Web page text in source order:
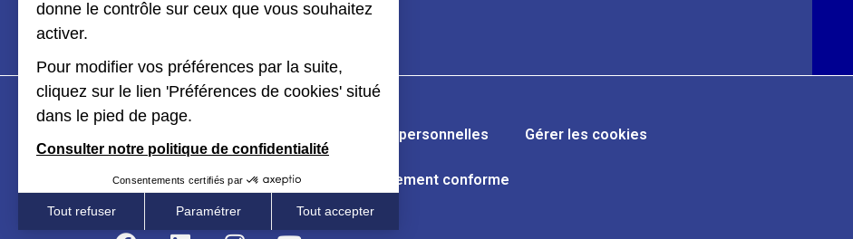
Données personnelles Gérer les cookies
Kit de communication Accessibilité : partiellement conforme
donne le contrôle sur ceux que vous souhaitez
activer.
Pour modifier vos préférences par la suite,
cliquez sur le lien 'Préférences de cookies' situé
dans le pied de page.
Consulter notre politique de confidentialité
Consentements certifiés par
Tout refuser Paramétrer Tout accepter